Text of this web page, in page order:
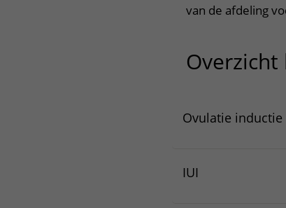
van de afdeling
Ovulatie inductie
IUI